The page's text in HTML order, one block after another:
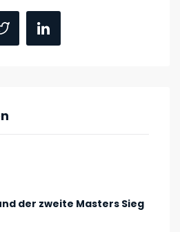
der zweite Masters Sieg